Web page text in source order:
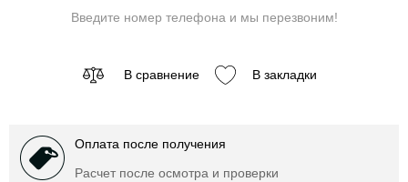
Введите номер телефона и мы перезвоним!
В сравнение В закладки
Оплата после получения
Расчет после осмотра и проверки